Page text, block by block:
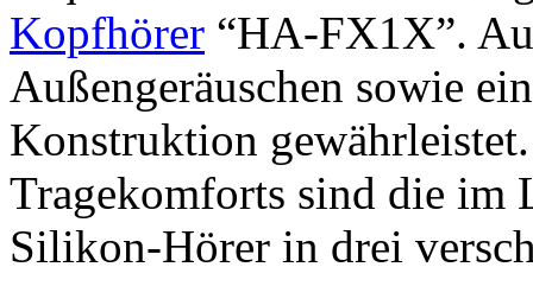
Kopfhörer “HA-FX1X”.
Außengeräuschen sowie
Konstruktion
Tragekomforts sind die im
Silikon-Hörer in drei